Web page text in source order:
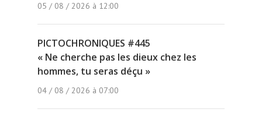
05 / 08 / 2026 à 12:00
PICTOCHRONIQUES #445
« Ne cherche pas les dieux chez les
hommes, tu seras déçu »
04 / 08 / 2026 à 07:00